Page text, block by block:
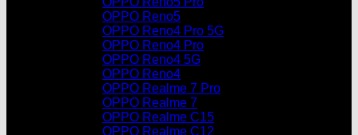
OPPO Reno5
OPPO Reno4 Pro 5G
OPPO Reno4 Pro
OPPO Reno4 5G
OPPO Reno4
OPPO Realme 7 Pro
OPPO Realme 7
OPPO Realme C15
OPPO Realme C12